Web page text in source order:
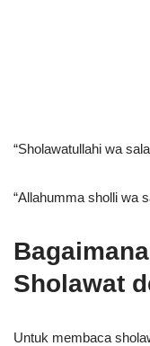
“Sholawatullahi wa
“Allahumma sholli wa
Sholawat
Untuk membaca